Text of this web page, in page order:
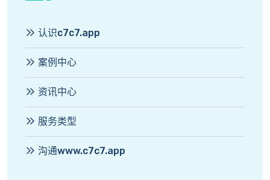
认识c7c7.app
案例中心
资讯中心
服务类型
沟通www.c7c7.app